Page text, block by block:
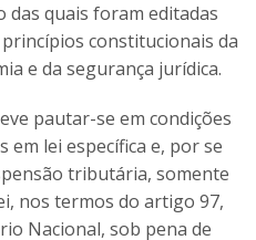
das quais foram editadas
constitucionais da
e da segurança jurídica.
pautar-se em condições
lei específica e, por se
tributária, somente
nos termos do artigo 97,
Nacional, sob pena de